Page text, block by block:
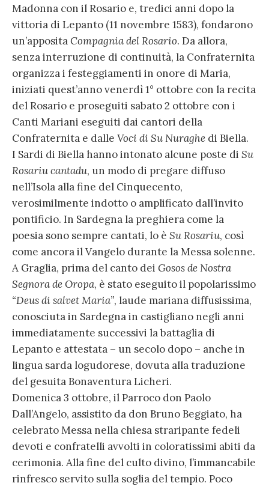
Madonna con il Rosario e, tredici anni dopo la
vittoria di Lepanto (11 novembre 1583), fondarono
un’appositaCompagnia del Rosario. Da allora,
senza interruzione di continuità, la Confraternita
organizza i festeggiamenti in onore di Maria,
iniziati quest’anno venerdì 1° ottobre con la recita
del Rosario e proseguiti sabato 2 ottobre con i
Canti Mariani eseguiti dai cantori della
Confraternita e dalle Voci di Su Nuraghe di Biella.
I Sardi di Biella hanno intonato alcune poste di Su
Rosariu cantadu, un modo di pregare diffuso
nell’Isola alla fine del Cinquecento,
verosimilmente indotto o amplificato dall’invito
pontificio. In Sardegna la preghiera come la
poesia sono sempre cantati, lo è Su Rosariu, così
come ancora il Vangelo durante la Messa solenne.
A Graglia, prima del canto dei Gosos de Nostra
Segnora de Oropa, è stato eseguito il popolarissimo
“Deus di salvet Maria”, laude mariana diffusissima,
conosciuta in Sardegna in castigliano negli anni
immediatamente successivi la battaglia di
Lepanto e attestata – un secolo dopo – anche in
lingua sarda logudorese, dovuta alla traduzione
del gesuita Bonaventura Licheri.
Domenica 3 ottobre, il Parroco don Paolo
Dall’Angelo, assistito da don Bruno Beggiato, ha
celebrato Messa nella chiesa straripante fedeli
devoti e confratelli avvolti in coloratissimi abiti da
cerimonia. Alla fine del culto divino, l’immancabile
rinfresco servito sulla soglia del tempio. Poco